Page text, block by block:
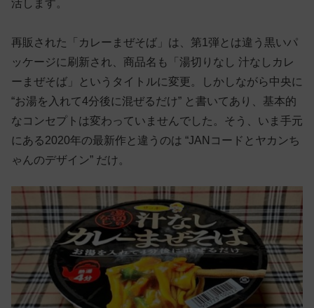
活します。
再販された「カレーまぜそば」は、第1弾とは違う黒いパ
ッケージに刷新され、商品名も「湯切りなし 汁なしカレ
ーまぜそば」というタイトルに変更。しかしながら中央に
“お湯を入れて4分後に混ぜるだけ” と書いてあり、基本的
なコンセプトは変わっていませんでした。そう、いま手元
にある2020年の最新作と違うのは “JANコードとヤカンち
ゃんのデザイン” だけ。